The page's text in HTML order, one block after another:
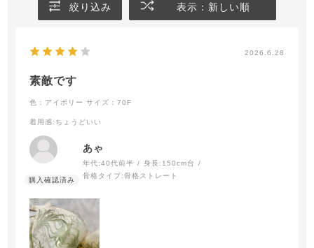
絞り込み 表示：新しい順
2026.6.28
素敵です
色：アイボリー サイズ：70F
着用感:ちょうどいい
あゃ
年代:40代前半 身長: 150cm台
骨格タイプ:骨格ストレート